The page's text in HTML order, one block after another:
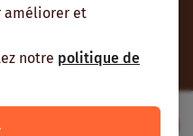
améliorer et
notre politique de
l’Agence